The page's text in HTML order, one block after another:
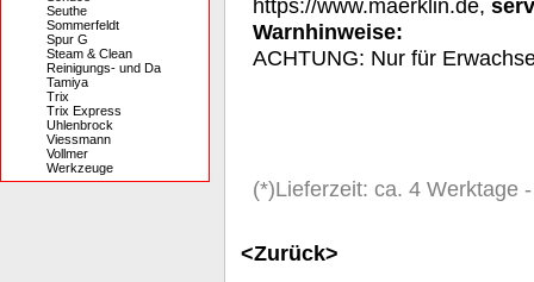
Seuthe
Sommerfeldt
Spur G
Steam & Clean
Reinigungs- und Da
Tamiya
Trix
Trix Express
Uhlenbrock
Viessmann
Vollmer
Werkzeuge
https://www.maerklin.de,
Warnhinweise:
ACHTUNG: Nur für
(*)Lieferzeit: ca. 4 Werktage
<Zurück>